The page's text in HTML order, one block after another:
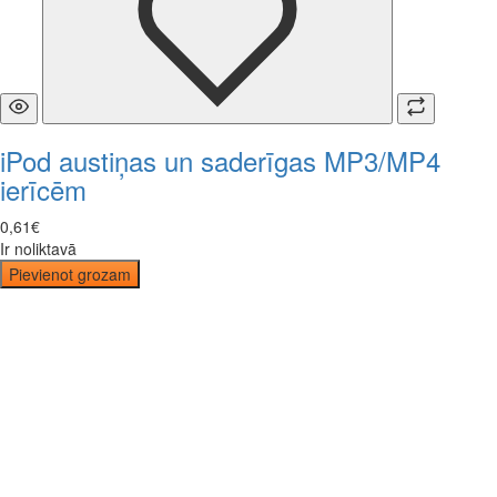
iPod austiņas un saderīgas MP3/MP4
ierīcēm
0,61€
Ir noliktavā
Pievienot grozam